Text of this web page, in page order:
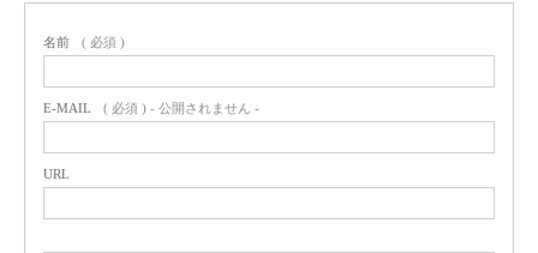
名前 ( 必須 )
E-MAIL ( 必須 ) - 公開されません -
URL